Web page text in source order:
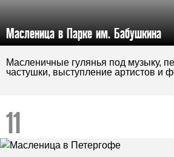
Масленица в Парке им. Бабушкина
Масленичные гулянья под музыку,
частушки, выступление артистов и